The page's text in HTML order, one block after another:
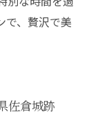
で、贅沢で美
佐倉城跡